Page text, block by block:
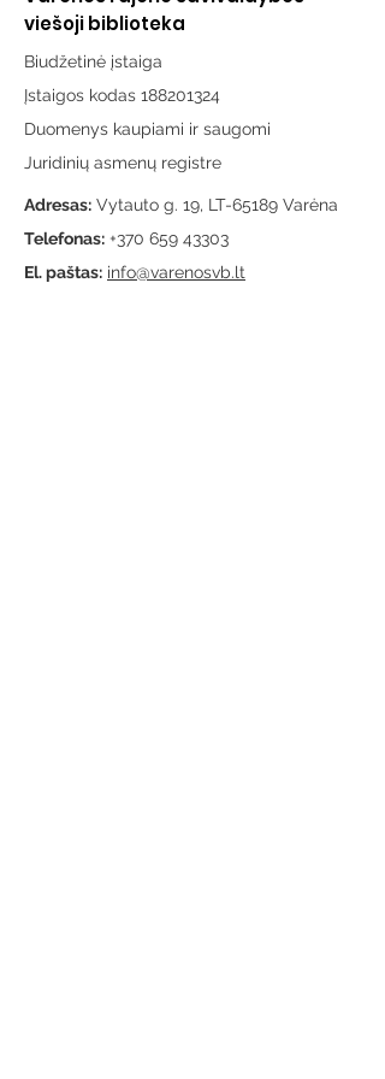
viešoji biblioteka
Biudžetinė įstaiga
Įstaigos kodas 188201324
Duomenys kaupiami ir saugomi
Juridinių asmenų registre
Adresas: Vytauto g. 19, LT-65189 Varėna
Telefonas: +370 659 43303
El. paštas: info@varenosvb.lt